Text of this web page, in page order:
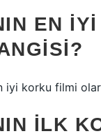
EN
iyi korku filmi
ILK